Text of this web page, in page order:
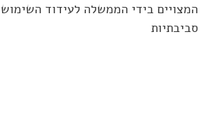
המצויים בידי הממשלה לעידוד השימוש
סביבתיות